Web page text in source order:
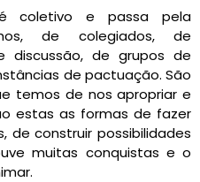
coletivo e passa pela
de colegiados, de
discussão, de grupos de
de pactuação. São
temos de nos apropriar e
estas as formas de fazer
de construir possibilidades
muitas conquistas e o